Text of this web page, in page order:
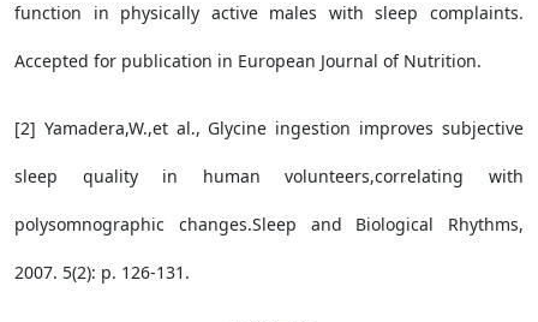
function in physically active males with sleep complaints.
Accepted for publication in European Journal of Nutrition.
[2] Yamadera,W.,et al., Glycine ingestion improves subjective
sleep quality in human volunteers,correlating with
polysomnographic changes.Sleep and Biological Rhythms,
2007. 5(2): p. 126-131.